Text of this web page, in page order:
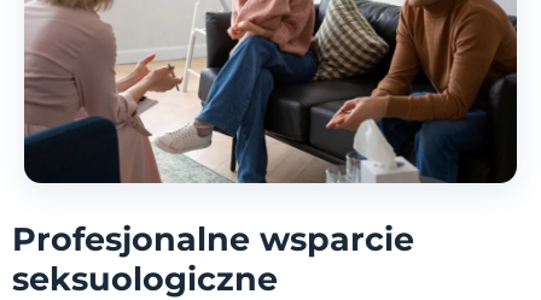
Profesjonalne wsparcie
seksuologiczne